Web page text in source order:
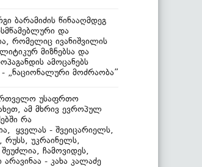
ბარამიძის წინააღმდეგ
და
რომელიც ივანიშვილის
მიზნებსა და
ამოცანებს
- „ნაციონალური მოძრაობა”
უსაფრთო
ამ მხრივ ევროპულ
რა
ყველას - შვეიცარიელს,
რუსს, უკრაინელს,
ჩამოვიდეს,
- კახა კალაძე